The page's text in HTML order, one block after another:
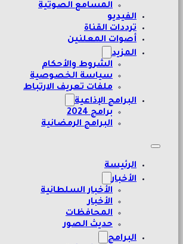
المسامع الصوتية
الفيديو
ترددات القناة
أصوات المعلنين
المزيد
الشروط والأحكام
سياسة الخصوصية
ملفات تعريف الارتباط
البرامج الإذاعية
برامج 2024
البرامج الرمضانية
الرئيسة
الأخبار
الأخبار السلطانية
الأخبار
المحافظات
حديث الصور
البرامج